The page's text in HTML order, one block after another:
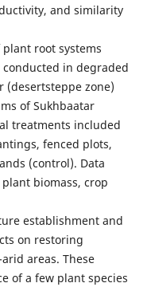
and similarity
root systems
in degraded
(desertsteppe zone)
of Sukhbaatar
treatments included
fenced plots,
(control). Data
biomass, crop
establishment and
on restoring
areas. These
of a few plant species